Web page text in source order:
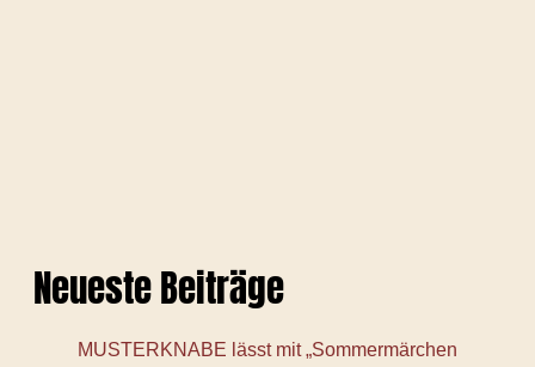
Neueste Beiträge
MUSTERKNABE lässt mit „Sommermärchen